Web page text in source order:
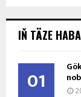
IŇ TÄZE
01